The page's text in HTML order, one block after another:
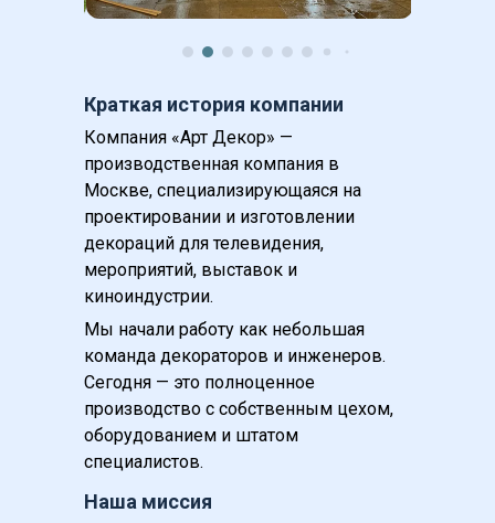
Компания «Арт Декор» —
производственная компания в
Москве, специализирующаяся на
проектировании и изготовлении
декораций для телевидения,
мероприятий, выставок и
киноиндустрии.
Краткая история компании
Мы начали работу как небольшая
команда декораторов и инженеров.
Сегодня — это полноценное
производство с собственным цехом,
оборудованием и штатом
специалистов.
Наша миссия